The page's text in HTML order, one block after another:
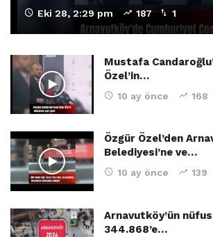
Eki 28, 2:29 pm 187 1
Mustafa
Özel’in…
10 ay önce 168
Özgür Özel’den
Belediyesi’ne ve…
10 ay önce 139
Arnavutköy’ün
344.868’e…